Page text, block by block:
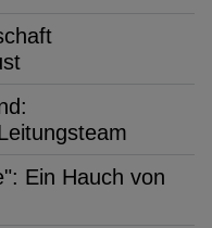
Ein Hauch von